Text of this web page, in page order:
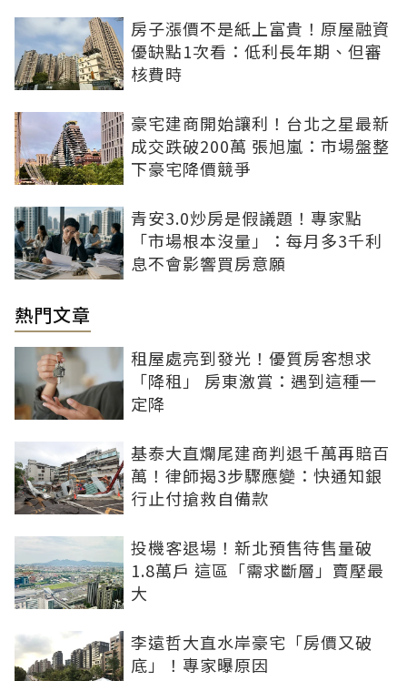
房子漲價不是紙上富貴！原屋融資
優缺點1次看：低利長年期、但審
核費時
豪宅建商開始讓利！台北之星最新
成交跌破200萬 張旭嵐：市場盤整
下豪宅降價競爭
青安3.0炒房是假議題！專家點
「市場根本沒量」：每月多3千利
息不會影響買房意願
熱門文章
租屋處亮到發光！優質房客想求
「降租」 房東激賞：遇到這種一
定降
基泰大直爛尾建商判退千萬再賠百
萬！律師揭3步驟應變：快通知銀
行止付搶救自備款
投機客退場！新北預售待售量破
1.8萬戶 這區「需求斷層」賣壓最
大
李遠哲大直水岸豪宅「房價又破
底」！專家曝原因